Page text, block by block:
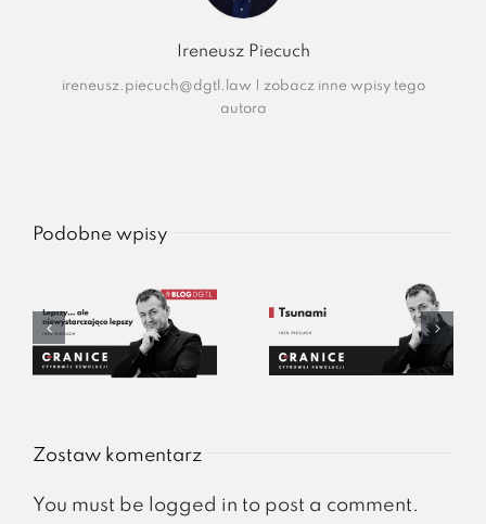
Ireneusz Piecuch
ireneusz.piecuch@dgtl.law
zobacz inne wpisy tego
autora
Podobne wpisy
Zostaw komentarz
You must be logged in to post a comment.